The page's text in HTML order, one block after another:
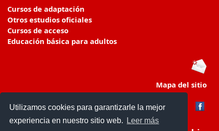
Utilizamos cookies para garantizarle la mejor
experiencia en nuestro sitio web.
Leer más
Cursos de adaptación
Otros estudios oficiales
Cursos de acceso
Educación básica para adultos
Mapa del sitio